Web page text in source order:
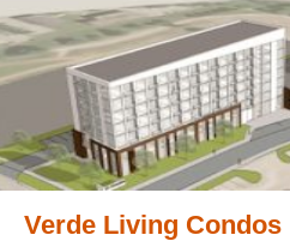
Verde Living Condos